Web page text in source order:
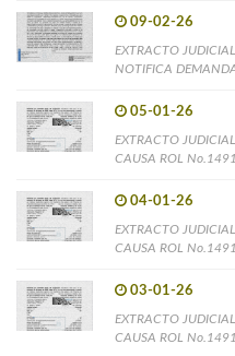
09-02-26
EXTRACTO
NOTIFICA
05-01-26
EXTRACTO
CAUSA ROL
04-01-26
EXTRACTO
CAUSA ROL
03-01-26
EXTRACTO
CAUSA ROL